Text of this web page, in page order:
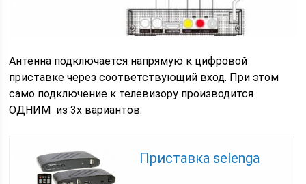
Антенна подключается напрямую к цифровой
приставке через соответствующий вход. При этом
само подключение к телевизору производится
ОДНИМ из 3х вариантов:
Приставка selenga